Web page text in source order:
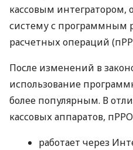
кассовым
систему с программным
расчетных операций
После изменений в
использование
более популярным. В
кассовых аппаратов,
работает через